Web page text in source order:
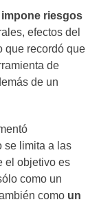
riesgos
efectos del
que recordó que
de
de un
se limita a las
el objetivo es
como un
como un